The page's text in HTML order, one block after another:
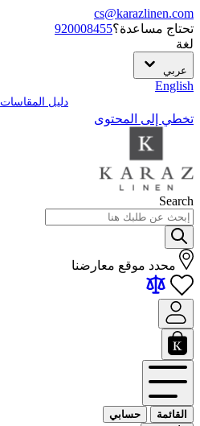
cs@karazlinen.com
تحتاج مساعدة؟920008455
لغة
عربي
English
دليل المقاسات
تخطي إلى المحتوى
Search
محدد موقع معارضنا
القائمة
حسابي